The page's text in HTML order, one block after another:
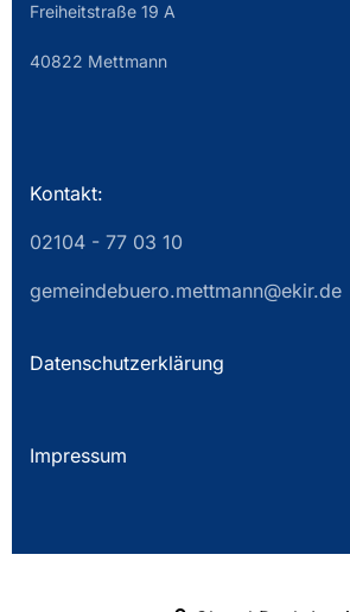
Freiheitstraße 19 A
40822 Mettmann
Kontakt:
02104 - 77 03 10
gemeindebuero.mettmann@ekir.de
Datenschutzerklärung
Impressum